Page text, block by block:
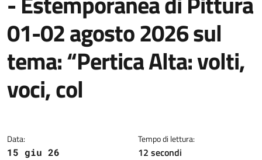
01-02 agosto 2026 sul
tema: “Pertica Alta: volti,
voci, col
Data:
15 giu 26
Tempo di lettura:
12 secondi